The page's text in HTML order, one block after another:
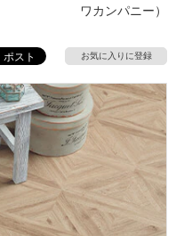
ト用品
ル・壁材
石・石材
スマートショールー
ルビーみのお HDC
い合わせ
ーム公開
わり3年保証
いのスタイリング
デア
会社紹介Coziコンシ
ジュ
のリノベ会社がみつ
リノベりす
ワカンパニー）
お気に入りに登録